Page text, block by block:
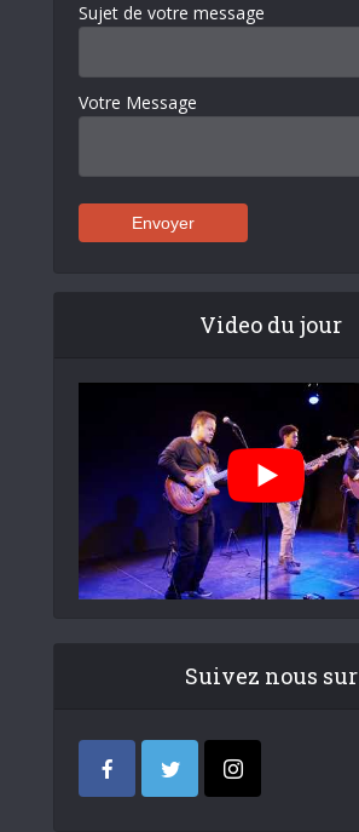
Sujet de votre message
Votre Message
Video du jour
Suivez nous sur